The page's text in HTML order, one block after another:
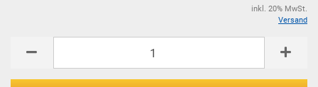
inkl. 20% MwSt.
Versand